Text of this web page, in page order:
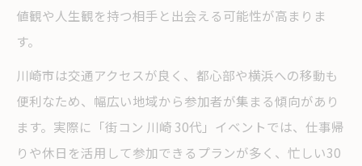
値観や人生観を持つ相手と出会える可能性が高まりま
す。
川崎市は交通アクセスが良く、都心部や横浜への移動も
便利なため、幅広い地域から参加者が集まる傾向があり
ます。実際に「街コン 川崎 30代」イベントでは、仕事帰
りや休日を活用して参加できるプランが多く、忙しい30